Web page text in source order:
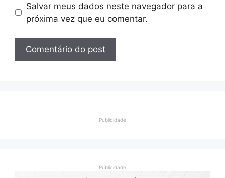
Salvar meus dados neste navegador para a
próxima vez que eu comentar.
Publicidade
Publicidade